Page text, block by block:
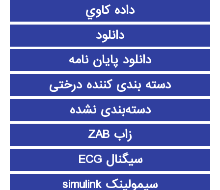
داده كاوي
دانلود
دانلود پايان نامه
دسته بندی کننده درختی
دسته‌بندی نشده
زاب ZAB
سیگنال ECG
سیمولینک simulink